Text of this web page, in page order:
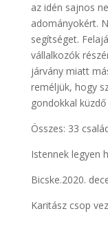
az idén sajnos
adományokért.
segítséget.
vállalkozók
járvány miatt
reméljük, hogy
gondokkal
Összes: 33
Istennek legyen
Bicske.2020.
Karitász csop